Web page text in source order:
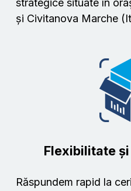
strategice situate în
și Civitanova Marche
Flexibilitate
Răspundem rapid la